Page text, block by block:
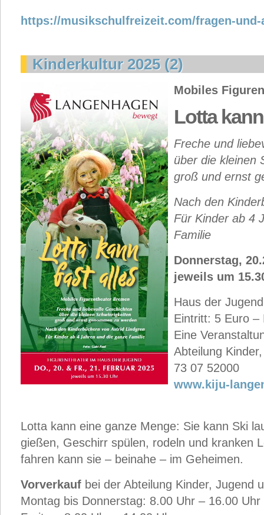
https://musikschulfreizeit.com/fragen-
Kinderkultur 2025 (2)
Mobiles
Lotta
Freche und
über die kleinen
groß und ernst
Nach den
Für Kinder ab 4
Familie
Donnerstag,
jeweils um
Haus der
Eintritt: 5 Euro –
Eine
Abteilung
73 07 52000
www.kiju-
Lotta kann eine ganze Menge: Sie kann Ski
gießen, Geschirr spülen, rodeln und kranken
fahren kann sie – beinahe – im Geheimen.
Vorverkauf bei der Abteilung Kinder, Jugend
Montag bis Donnerstag: 8.00 Uhr – 16.00 Uhr